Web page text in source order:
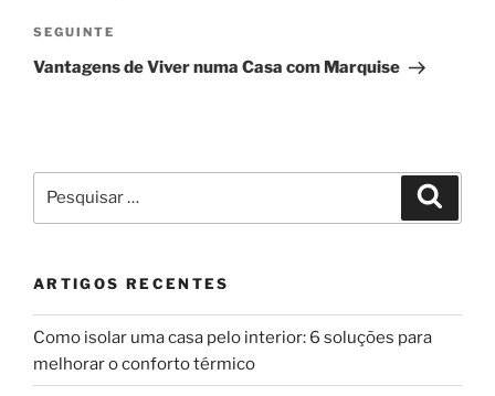
Conteúdo
seguinte
SEGUINTE
Vantagens de Viver numa Casa com Marquise
por:
ARTIGOS RECENTES
Como isolar uma casa pelo interior: 6 soluções para
melhorar o conforto térmico